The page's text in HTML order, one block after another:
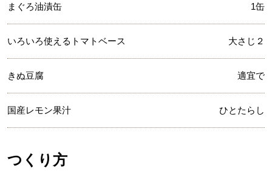
まぐろ油漬缶 1缶
いろいろ使えるトマトベース 大さじ２
きぬ豆腐 適宜で
国産レモン果汁 ひとたらし
つくり方